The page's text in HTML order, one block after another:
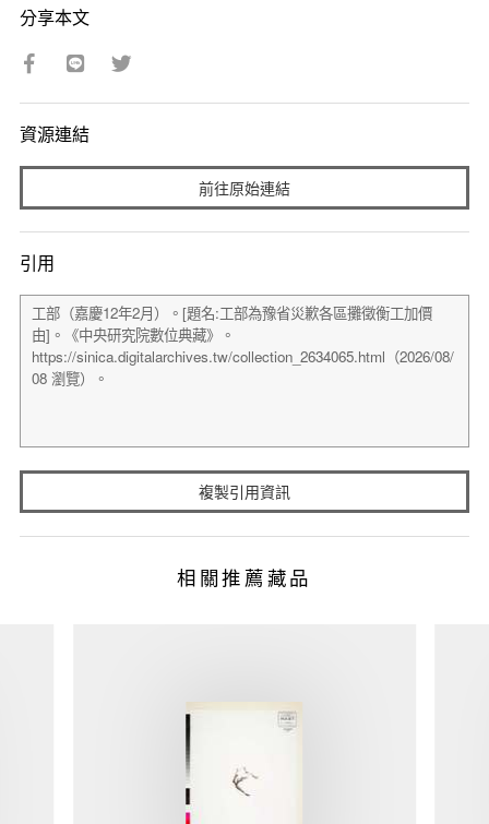
分享本文
資源連結
前往原始連結
引用
複製引用資訊
相關推薦藏品